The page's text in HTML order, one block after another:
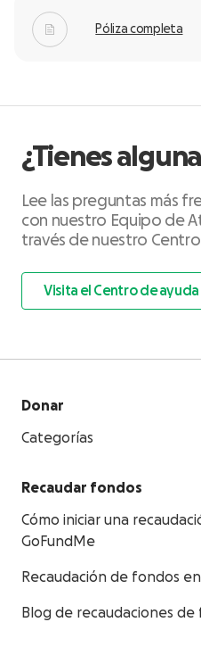
Póliza completa
¿Tienes
Lee las preguntas más
con nuestro Equipo de
través de nuestro
Visita el Centro de ayuda
Donar
Categorías
Recaudar fondos
Cómo iniciar una
GoFundMe
Recaudación de fondos
Blog de recaudaciones de